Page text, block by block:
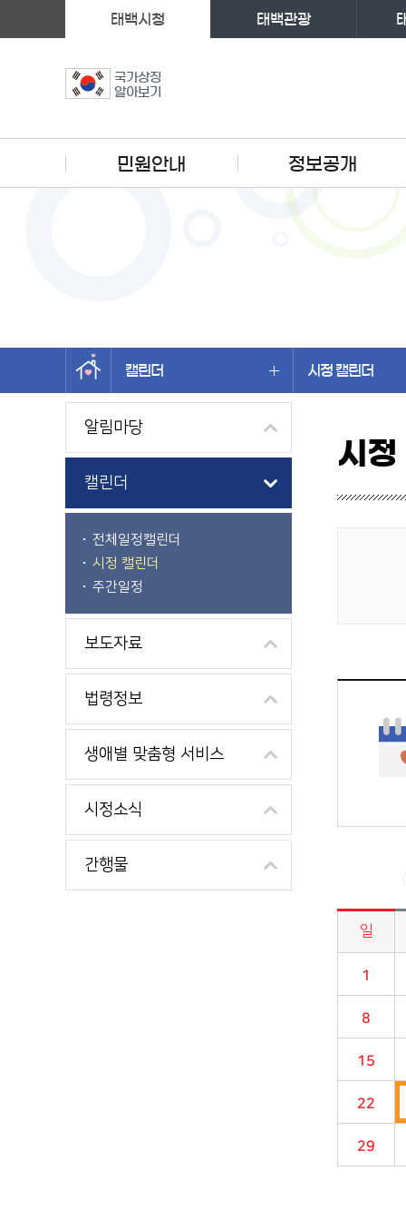
국가상징
알아보기
태백시청 태백관광
민원안내 정보공개
캘린더 시정 캘린더
왼쪽메뉴
알림마당
캘린더
전체일정캘린더
시정 캘린더
주간일정
보도자료
법령정보
생애별 맞춤형 서비스
시정소식
간행물
시정
시정소식>시정 캘린더 게시판의 (2024년 09월) 달력형태로 일정명, 일정내용을 제공합니다.
일
1
8
15
22
29